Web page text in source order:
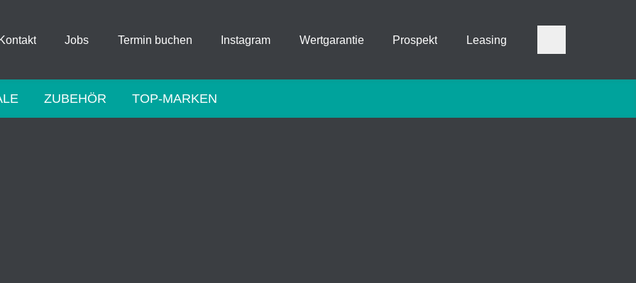
Jobs Termin buchen Instagram Wertgarantie Prospekt Leasing
ZUBEHÖR TOP-MARKEN